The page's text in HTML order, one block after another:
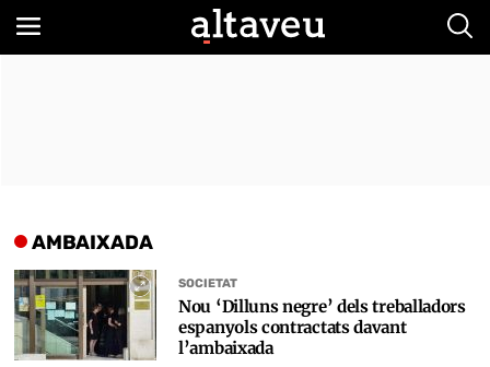
AMBAIXADA
SOCIETAT
Nou ‘Dilluns negre’ dels treballadors
espanyols contractats davant
l’ambaixada